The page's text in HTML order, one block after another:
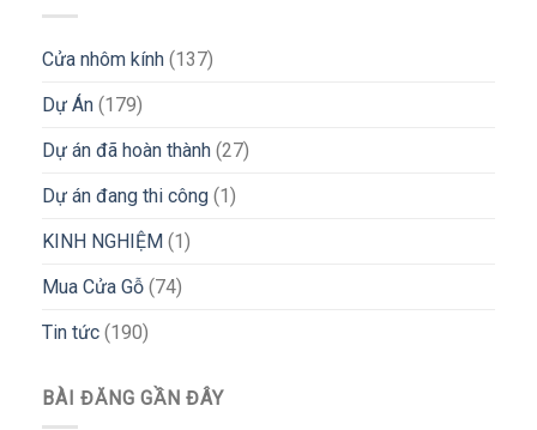
Cửa nhôm kính (137)
Dự Án (179)
Dự án đã hoàn thành (27)
Dự án đang thi công (1)
KINH NGHIỆM (1)
Mua Cửa Gỗ (74)
Tin tức (190)
BÀI ĐĂNG GẦN ĐÂY